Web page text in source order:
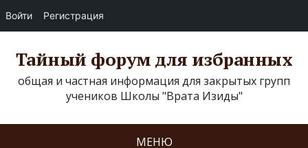
Войти Регистрация
Тайный форум для избранных
общая и частная информация для закрытых групп
учеников Школы "Врата Изиды"
МЕНЮ